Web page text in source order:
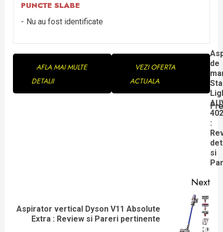
PUNCTE SLABE
Nu au fost identificate
AFLA MAI MULTE
DETALII
VEZI OFERTA
ACTUALA
Continue
Reading
de
:
si
Next
Next
post:
Aspirator vertical Dyson V11 Absolute
Extra : Review si Pareri pertinente